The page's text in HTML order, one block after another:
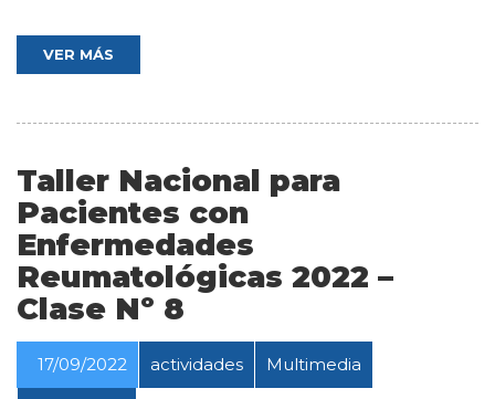
VER MÁS
Taller Nacional para
Pacientes con
Enfermedades
Reumatológicas 2022 –
Clase Nº 8
17/09/2022 actividades Multimedia